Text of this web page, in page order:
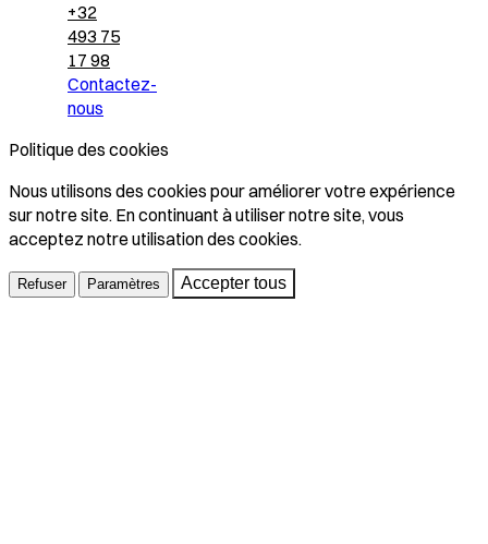
+32
493 75
17 98
Contactez-
nous
Politique des cookies
Nous utilisons des cookies pour améliorer votre expérience
sur notre site. En continuant à utiliser notre site, vous
acceptez notre utilisation des cookies.
Refuser Paramètres Accepter tous